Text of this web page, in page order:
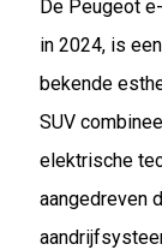
De Peugeot
in 2024, is
bekende
SUV
elektrische
aangedreven